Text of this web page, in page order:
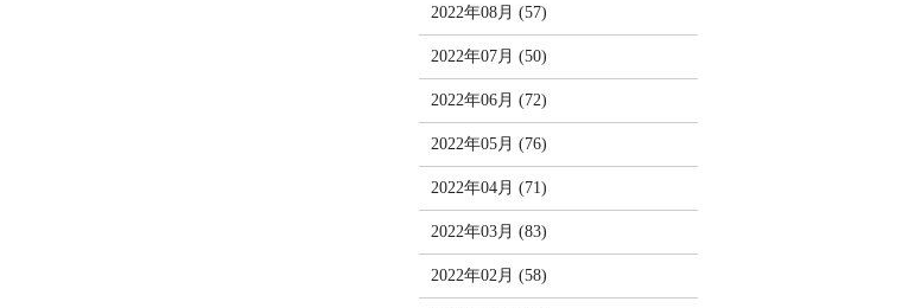
2022年08月 (57)
2022年07月 (50)
2022年06月 (72)
2022年05月 (76)
2022年04月 (71)
2022年03月 (83)
2022年02月 (58)